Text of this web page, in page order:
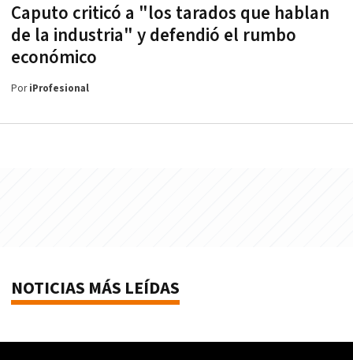
Caputo criticó a "los tarados que hablan
de la industria" y defendió el rumbo
económico
PoriProfesional
NOTICIAS MÁS LEÍDAS